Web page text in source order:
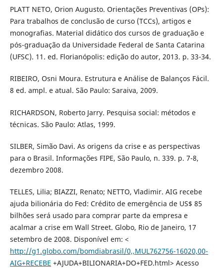
PLATT NETO, Orion Augusto. Orientações Preventivas (OPs):
Para trabalhos de conclusão de curso (TCCs), artigos e
monografias. Material didático dos cursos de graduação e
pós-graduação da Universidade Federal de Santa Catarina
(UFSC). 11. ed. Florianópolis: edição do autor, 2013. p. 33-34.
RIBEIRO, Osni Moura. Estrutura e Análise de Balanços Fácil.
8 ed. ampl. e atual. São Paulo: Saraiva, 2009.
RICHARDSON, Roberto Jarry. Pesquisa social: métodos e
técnicas. São Paulo: Atlas, 1999.
SILBER, Simão Davi. As origens da crise e as perspectivas
para o Brasil. Informações FIPE, São Paulo, n. 339. p. 7-8,
dezembro 2008.
TELLES, Lilia; BIAZZI, Renato; NETTO, Vladimir. AIG recebe
ajuda bilionária do Fed: Crédito de emergência de US$ 85
bilhões será usado para comprar parte da empresa e
acalmar a crise em Wall Street. Globo, Rio de Janeiro, 17
setembro de 2008. Disponível em: <
http://g1.globo.com/bomdiabrasil/0,,MUL762756-16020,00-
AIG+RECEBE +AJUDA+BILIONARIA+DO+FED.html> Acesso